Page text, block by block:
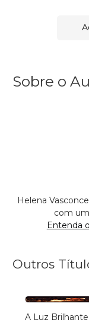
Sobre o
Helena
com
Entenda
Outros
A Luz